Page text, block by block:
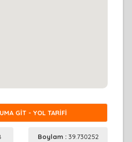
GİT - YOL TARİFİ
Boylam : 39.730252